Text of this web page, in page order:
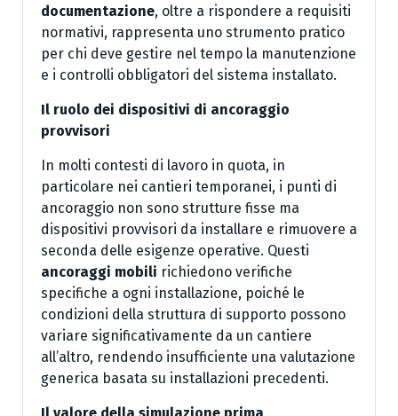
documentazione, oltre a rispondere a requisiti
normativi, rappresenta uno strumento pratico
per chi deve gestire nel tempo la manutenzione
e i controlli obbligatori del sistema installato.
Il ruolo dei dispositivi di ancoraggio
provvisori
In molti contesti di lavoro in quota, in
particolare nei cantieri temporanei, i punti di
ancoraggio non sono strutture fisse ma
dispositivi provvisori da installare e rimuovere a
seconda delle esigenze operative. Questi
ancoraggi mobili richiedono verifiche
specifiche a ogni installazione, poiché le
condizioni della struttura di supporto possono
variare significativamente da un cantiere
all’altro, rendendo insufficiente una valutazione
generica basata su installazioni precedenti.